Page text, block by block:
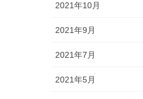
2021年10月
2021年9月
2021年7月
2021年5月